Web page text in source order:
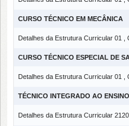
CURSO TÉCNICO EM MECÂNICA
Detalhes da Estrutura Curricular 01 ,
CURSO TÉCNICO ESPECIAL DE
Detalhes da Estrutura Curricular 01 ,
TÉCNICO INTEGRADO AO
Detalhes da Estrutura Curricular